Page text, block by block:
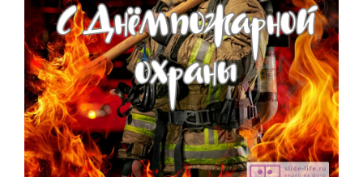
Свадьба
Годовщина свадьбы
Календарь праздников
КОМУ
Женщине
Мужчине